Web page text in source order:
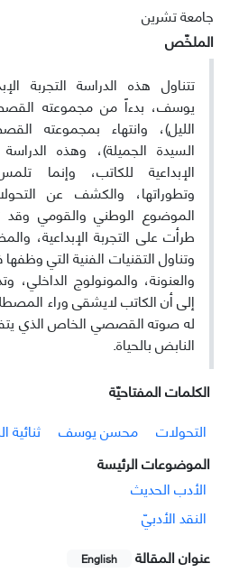
جامعة تشرین
الملخّص
تتناول هذه الدراسة التجربة
يوسف، بدءاً من مجموعته
الليل)، وانتهاء بمجموعته
السيدة الجميلة)، وهذه
الإبداعية للكاتب، وإنما
وتطوراتها، والكشف عن
الموضوع الوطني والقومي وقد
طرأت على التجربة الإبداعية،
وتناول التقنيات الفنية التي
والعنونة، والمونولوج الداخلي،
إلى أن الكاتب لايشقى وراء
له صوته القصصي الخاص الذي
النابض بالحياة.
الکلمات المفتاحيّة
التحولات
محسن يوسف
الموضوعات الرئيسة
الأدب الحدیث
النقد الأدبيّ
عنوان المقالة
English